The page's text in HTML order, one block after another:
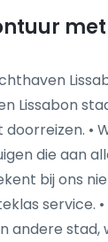
Lissabon
•
die aan
bij ons
service.
andere stad,